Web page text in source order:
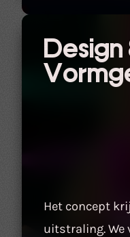
Design
Het concept
uitstraling. We